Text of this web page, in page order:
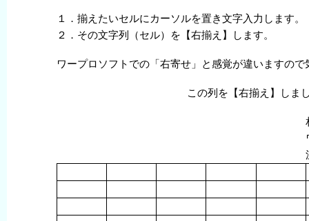
１． 揃えたいセルにカーソルを置き文字入力 します。
２．その文字列 （セル）を【右揃え】します。
ワープロソフトでの「 右寄せ」 と感覚が違いますので
この列 を【右揃え】し